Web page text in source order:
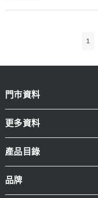
1
門市資料
更多資料
產品目錄
品牌